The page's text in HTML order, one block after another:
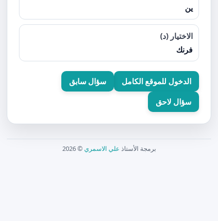
ين
الاختيار (د)
فرنك
الدخول للموقع الكامل
سؤال سابق
سؤال لاحق
برمجة الأستاذ علي الاسمري © 2026